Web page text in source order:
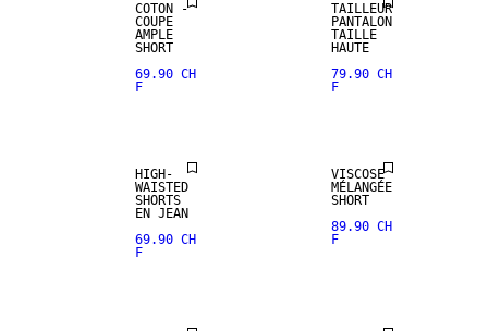
COTON -
COUPE
AMPLE
SHORT
69.90 CH
F
TAILLEUR
PANTALON
TAILLE
HAUTE
79.90 CH
F
HIGH-
WAISTED
SHORTS
EN JEAN
69.90 CH
F
VISCOSE
MÉLANGÉE
SHORT
89.90 CH
F